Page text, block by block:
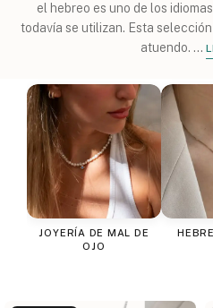
el hebreo es uno de los
todavía se utilizan. Esta
atuendo. ...
JOYERÍA DE MAL DE
OJO